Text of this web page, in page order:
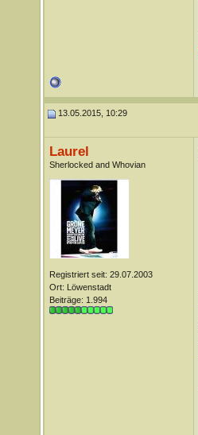
13.05.2015, 10:29
Laurel
Sherlocked and Whovian
Registriert seit: 29.07.2003
Ort: Löwenstadt
Beiträge: 1.994